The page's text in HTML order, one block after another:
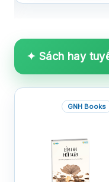
✦ Sách hay
GNH Books